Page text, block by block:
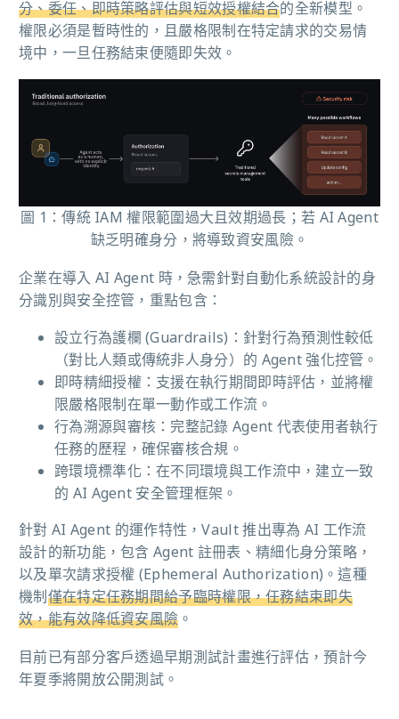
分、委任、即時策略評估與短效授權結合的全新模型。
權限必須是暫時性的，且嚴格限制在特定請求的交易情
境中，一旦任務結束便隨即失效。
圖 1：傳統 IAM 權限範圍過大且效期過長；若 AI Agent
缺乏明確身分，將導致資安風險。
企業在導入 AI Agent 時，急需針對自動化系統設計的身
分識別與安全控管，重點包含：
設立行為護欄 (Guardrails)：針對行為預測性較低
（對比人類或傳統非人身分）的 Agent 強化控管。
即時精細授權：支援在執行期間即時評估，並將權
限嚴格限制在單一動作或工作流。
行為溯源與審核：完整記錄 Agent 代表使用者執行
任務的歷程，確保審核合規。
跨環境標準化：在不同環境與工作流中，建立一致
的 AI Agent 安全管理框架。
針對 AI Agent 的運作特性，Vault 推出專為 AI 工作流
設計的新功能，包含 Agent 註冊表、精細化身分策略，
以及單次請求授權 (Ephemeral Authorization)。這種
機制僅在特定任務期間給予臨時權限，任務結束即失
效，能有效降低資安風險 。
目前已有部分客戶透過早期測試計畫進行評估，預計今
年夏季將開放公開測試。